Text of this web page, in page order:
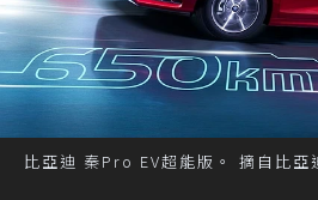
比亞迪 秦Pro EV超能版。 摘自比亞